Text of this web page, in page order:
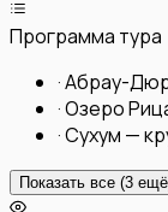
Программа тура
·Абрау-
·Озеро
·Сухум —
Показать все (3